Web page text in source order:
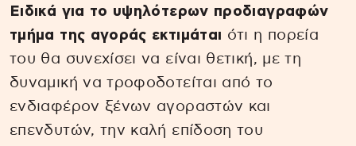
Ειδικά για το υψηλότερων προδιαγραφών
τμήμα της αγοράς εκτιμάται ότι η πορεία
του θα συνεχίσει να είναι θετική, με τη
δυναμική να τροφοδοτείται από το
ενδιαφέρον ξένων αγοραστών και
επενδυτών, την καλή επίδοση του